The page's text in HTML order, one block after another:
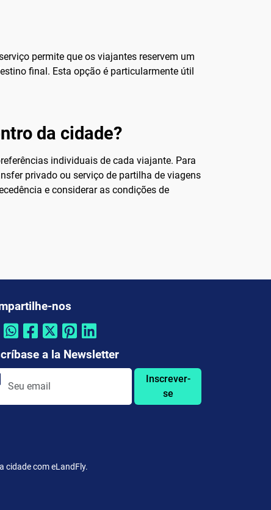
permite que os viajantes reservem um
final. Esta opção é particularmente útil
da cidade?
individuais de cada viajante. Para
privado ou serviço de partilha de viagens
e considerar as condições de
nos
a la Newsletter
Inscrever-
se
cidade com eLandFly.